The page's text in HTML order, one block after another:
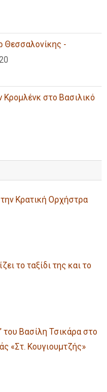
Θεσσαλονίκης -
στο Βασιλικό
την Κρατική Ορχήστρα
το ταξίδι της και το
του Βασίλη Τσικάρα στο
«Στ. Κουγιουμτζής»